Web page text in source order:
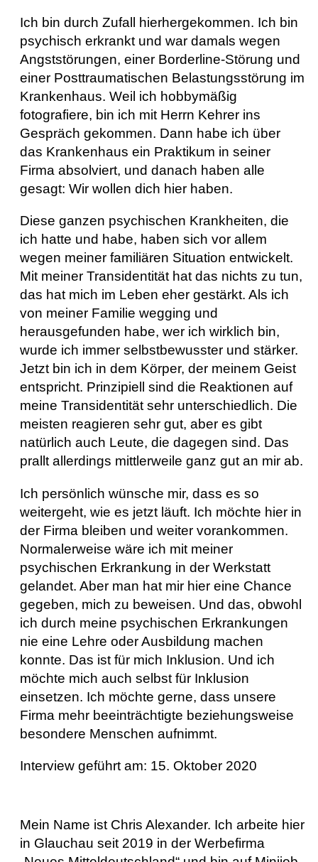
Ich bin durch Zufall hierhergekommen. Ich bin
psychisch erkrankt und war damals wegen
Angststörungen, einer Borderline-Störung und
einer Posttraumatischen Belastungsstörung im
Krankenhaus. Weil ich hobbymäßig
fotografiere, bin ich mit Herrn Kehrer ins
Gespräch gekommen. Dann habe ich über
das Krankenhaus ein Praktikum in seiner
Firma absolviert, und danach haben alle
gesagt: Wir wollen dich hier haben.
Diese ganzen psychischen Krankheiten, die
ich hatte und habe, haben sich vor allem
wegen meiner familiären Situation entwickelt.
Mit meiner Transidentität hat das nichts zu tun,
das hat mich im Leben eher gestärkt. Als ich
von meiner Familie wegging und
herausgefunden habe, wer ich wirklich bin,
wurde ich immer selbstbewusster und stärker.
Jetzt bin ich in dem Körper, der meinem Geist
entspricht. Prinzipiell sind die Reaktionen auf
meine Transidentität sehr unterschiedlich. Die
meisten reagieren sehr gut, aber es gibt
natürlich auch Leute, die dagegen sind. Das
prallt allerdings mittlerweile ganz gut an mir ab.
Ich persönlich wünsche mir, dass es so
weitergeht, wie es jetzt läuft. Ich möchte hier in
der Firma bleiben und weiter vorankommen.
Normalerweise wäre ich mit meiner
psychischen Erkrankung in der Werkstatt
gelandet. Aber man hat mir hier eine Chance
gegeben, mich zu beweisen. Und das, obwohl
ich durch meine psychischen Erkrankungen
nie eine Lehre oder Ausbildung machen
konnte. Das ist für mich Inklusion. Und ich
möchte mich auch selbst für Inklusion
einsetzen. Ich möchte gerne, dass unsere
Firma mehr beeinträchtigte beziehungsweise
besondere Menschen aufnimmt.
Interview geführt am: 15. Oktober 2020
Mein Name ist Chris Alexander. Ich arbeite hier
in Glauchau seit 2019 in der Werbefirma